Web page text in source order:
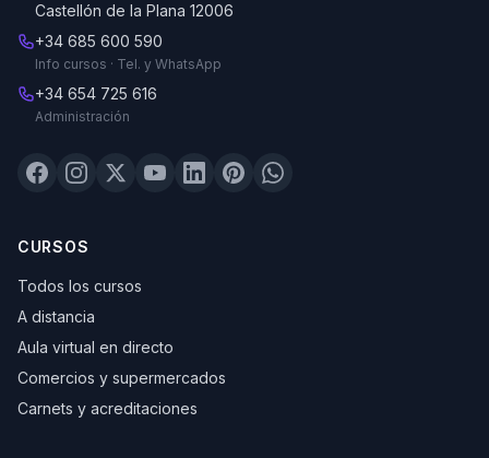
Castellón de la Plana 12006
+34 685 600 590
Info cursos · Tel. y WhatsApp
+34 654 725 616
Administración
CURSOS
Todos los cursos
A distancia
Aula virtual en directo
Comercios y supermercados
Carnets y acreditaciones